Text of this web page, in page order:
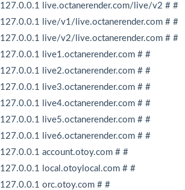
127.0.0.1 live.octanerender.com/live/v2 # #
127.0.0.1 live/v1/live.octanerender.com # #
127.0.0.1 live/v2/live.octanerender.com # #
127.0.0.1 live1.octanerender.com # #
127.0.0.1 live2.octanerender.com # #
127.0.0.1 live3.octanerender.com # #
127.0.0.1 live4.octanerender.com # #
127.0.0.1 live5.octanerender.com # #
127.0.0.1 live6.octanerender.com # #
127.0.0.1 account.otoy.com # #
127.0.0.1 local.otoylocal.com # #
127.0.0.1 orc.otoy.com # #